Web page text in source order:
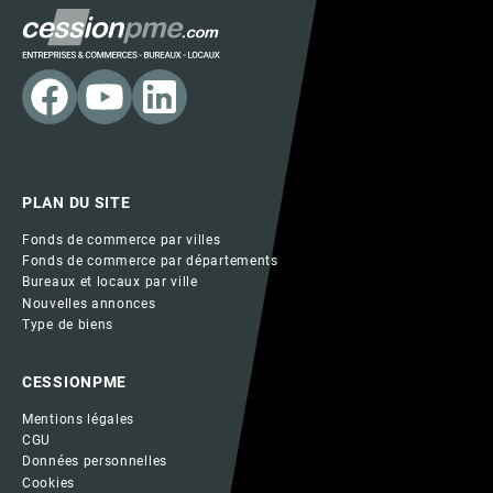
PLAN DU SITE
Fonds de commerce par villes
Fonds de commerce par départements
Bureaux et locaux par ville
Nouvelles annonces
Type de biens
CESSIONPME
Mentions légales
CGU
Données personnelles
Cookies